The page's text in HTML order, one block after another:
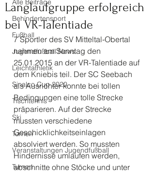
Alle Beiträge
Behindertensport
Fußball
Jugendfußball News
Leichtathletik
Sinalco Cup 2020
Tischtennis
Ski
Turnen
Veranstaltungen Jugendfußball
Turnen
Langlaufgruppe erfolgreich
bei VR-Talentiade
7 Sportler des SV Mitteltal-Obertal
nahmen am Sonntag den
25.01.2015 an der VR-Talentiade auf
dem Kniebis teil. Der SC Seebach
als Ausrichter konnte bei tollen
Bedingungen eine tolle Strecke
präparieren. Auf der Strecke
mussten verschiedene
Geschicklichkeitseinlagen
absolviert werden. So mussten
Hindernisse umlaufen werden,
abschnitte ohne Stöcke und unter